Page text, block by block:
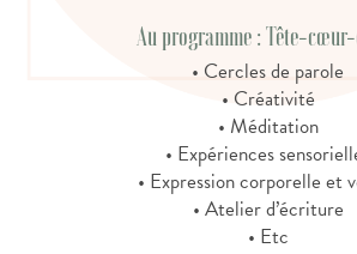
Au programme : Tête-
• Cercles de parole
• Créativité
• Méditation
• Expériences
• Expression corporelle et
• Atelier d’écriture
• Etc